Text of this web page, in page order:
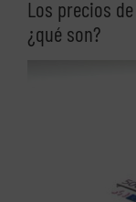
Los precios
¿qué son?